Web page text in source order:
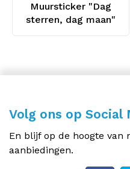
Muursticker "Dag
sterren, dag maan"
Volg ons op Social
En blijf op de hoogte van
aanbiedingen.